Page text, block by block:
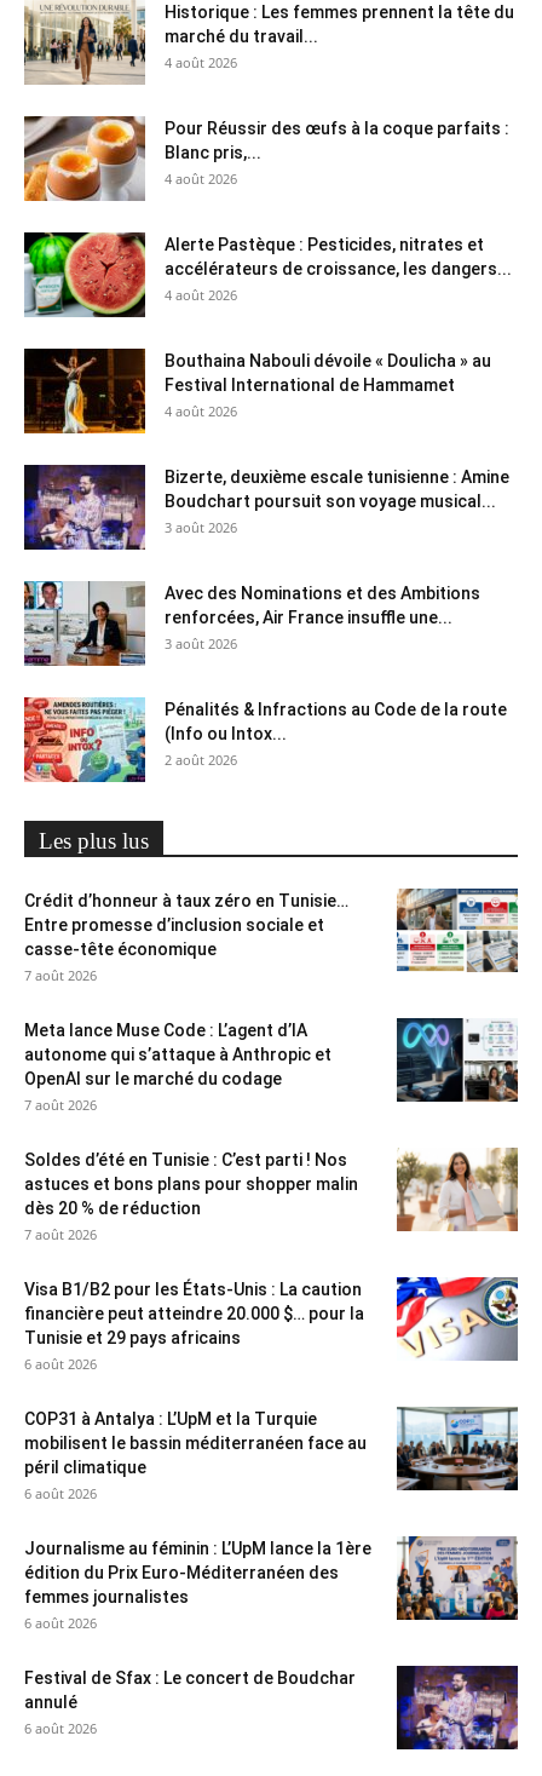
Historique : Les femmes prennent la tête du
marché du travail...
4 août 2026
Pour Réussir des œufs à la coque parfaits :
Blanc pris,...
4 août 2026
Alerte Pastèque : Pesticides, nitrates et
accélérateurs de croissance, les dangers...
4 août 2026
Bouthaina Nabouli dévoile « Doulicha » au
Festival International de Hammamet
4 août 2026
Bizerte, deuxième escale tunisienne : Amine
Boudchart poursuit son voyage musical...
3 août 2026
Avec des Nominations et des Ambitions
renforcées, Air France insuffle une...
3 août 2026
Pénalités & Infractions au Code de la route
(Info ou Intox...
2 août 2026
Les plus lus
Crédit d’honneur à taux zéro en Tunisie…
Entre promesse d’inclusion sociale et
casse-tête économique
7 août 2026
Meta lance Muse Code : L’agent d’IA
autonome qui s’attaque à Anthropic et
OpenAI sur le marché du codage
7 août 2026
Soldes d’été en Tunisie : C’est parti ! Nos
astuces et bons plans pour shopper malin
dès 20 % de réduction
7 août 2026
Visa B1/B2 pour les États-Unis : La caution
financière peut atteindre 20.000 $… pour la
Tunisie et 29 pays africains
6 août 2026
COP31 à Antalya : L’UpM et la Turquie
mobilisent le bassin méditerranéen face au
péril climatique
6 août 2026
Journalisme au féminin : L’UpM lance la 1ère
édition du Prix Euro-Méditerranéen des
femmes journalistes
6 août 2026
Festival de Sfax : Le concert de Boudchar
annulé
6 août 2026